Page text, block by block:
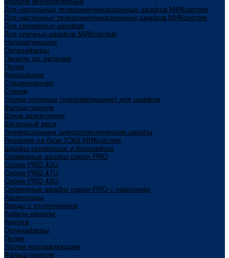
Для напольных телекоммуникационных шкафов МИКсистем
Для настенных телекоммуникационных шкафов МИКсистем
Для серверных шкафов
Для уличных шкафов МИКсистем
Направляющие
Органайзеры
Панели эл. питания
Полки
Консольная
Стационарная
Стенки
Уголки опорные (направляющие) для шкафов
Фальш-панели
Шина заземления
Щеточный ввод
Универсальные электротехнические шкафы
Решения на базе УЭШ МИКсистем
Шкафы серверные и Колокейшн
Серверные шкафы серия PRO
Серия PRO 42U
Серия PRO 47U
Серия PRO 48U
Серверные шкафы серии PRO с ламелями
Аксессуары
Вводы с уплотнением
Кабель-каналы
Крепеж
Органайзеры
Полки
Уголки направляющие
Фальш-панели